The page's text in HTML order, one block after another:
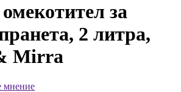
за
2 литра,
Mirra
мнение